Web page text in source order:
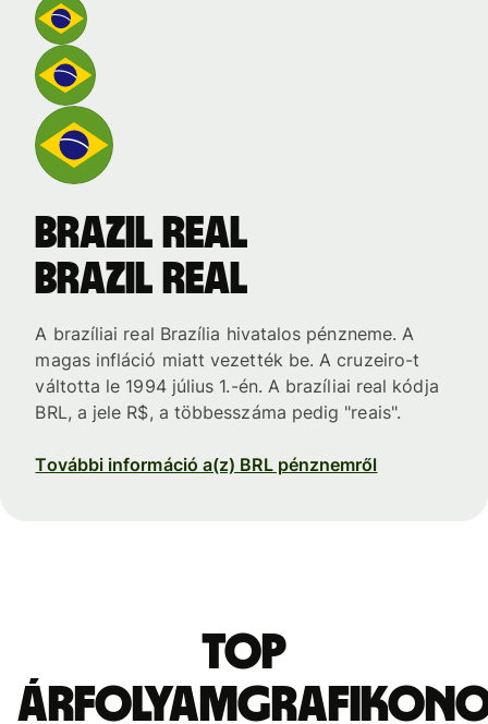
brazil real
brazil real
A brazíliai real Brazília hivatalos pénzneme. A
magas infláció miatt vezették be. A cruzeiro-t
váltotta le 1994 július 1.-én. A brazíliai real kódja
BRL, a jele R$, a többesszáma pedig "reais".
További információ a(z) BRL pénznemről
Top